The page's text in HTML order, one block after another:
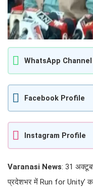
WhatsApp Channel
Facebook Profile
Instagram Profile
Varanasi News: 31
प्रदेशभर में Run for Unity’